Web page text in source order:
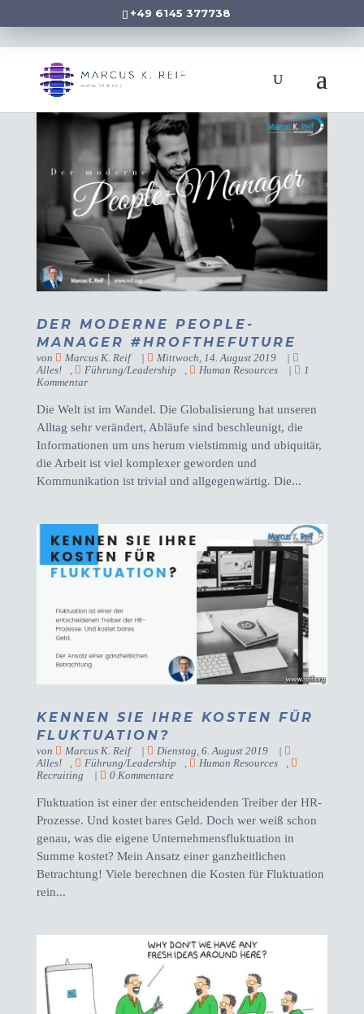
+49 6145 377738
DER MODERNE PEOPLE-
MANAGER #HROFTHEFUTURE
von Marcus K. Reif | Mittwoch, 14. August 2019
|
Alles!
Führung/Leadership Human Resources |
1
Kommentar
Die Welt ist im Wandel. Die Globalisierung hat unseren
Alltag sehr verändert, Abläufe sind beschleunigt, die
Informationen um uns herum vielstimmig und ubiquitär,
die Arbeit ist viel komplexer geworden und
Kommunikation ist trivial und allgegenwärtig. Die...
KENNEN SIE IHRE KOSTEN FÜR
FLUKTUATION?
von Marcus K. Reif | Dienstag, 6. August 2019
|
Alles!
Führung/Leadership Human Resources
Recruiting
| 0 Kommentare
Fluktuation ist einer der entscheidenden Treiber der HR-
Prozesse. Und kostet bares Geld. Doch wer weiß schon
genau, was die eigene Unternehmensfluktuation in
Summe kostet? Mein Ansatz einer ganzheitlichen
Betrachtung! Viele berechnen die Kosten für Fluktuation
rein...